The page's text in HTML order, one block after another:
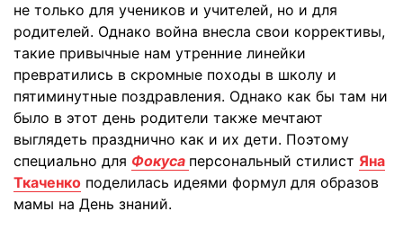
не только для учеников и учителей, но и для
родителей. Однако война внесла свои коррективы,
такие привычные нам утренние линейки
превратились в скромные походы в школу и
пятиминутные поздравления. Однако как бы там ни
было в этот день родители также мечтают
выглядеть празднично как и их дети. Поэтому
специально для Фокуса персональный стилист Яна
Ткаченко поделилась идеями формул для образов
мамы на День знаний.